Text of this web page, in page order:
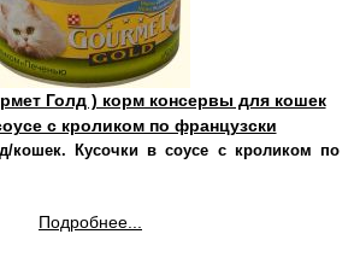
Голд ) корм консервы для кошек
с кроликом по французски
кошек. Кусочки в соусе с кроликом по
Подробнее...